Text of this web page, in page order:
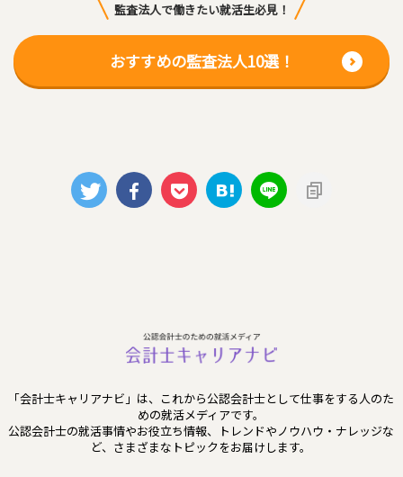
監査法人で働きたい就活生必見！
おすすめの監査法人10選！
「会計士キャリアナビ」は、これから公認会計士として仕事をする人のた
めの就活メディアです。
公認会計士の就活事情やお役立ち情報、トレンドやノウハウ・ナレッジな
ど、さまざまなトピックをお届けします。